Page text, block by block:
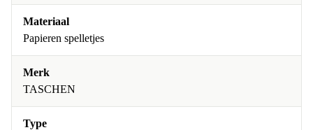
Materiaal
Papieren spelletjes
Merk
TASCHEN
Type